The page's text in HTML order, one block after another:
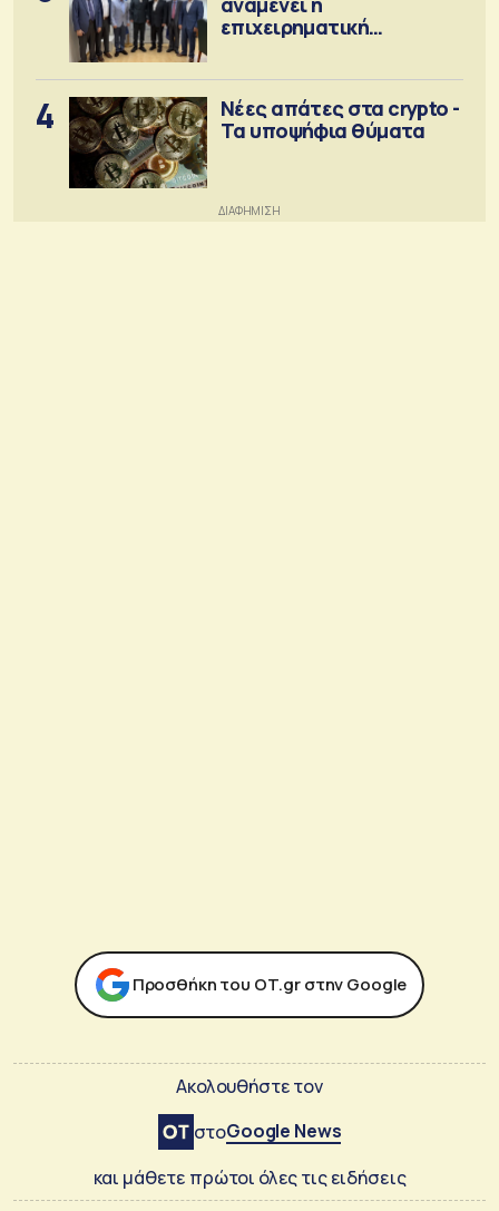
επιχειρηματική
4
Νέες απάτες στα crypto -
Τα υποψήφια θύματα
Προσθήκη του ΟΤ.gr στην Google
Ακολουθήστε τον
στοGoogle News
και μάθετε πρώτοι όλες τις ειδήσεις